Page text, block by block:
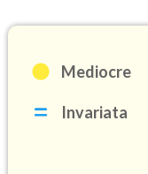
Mediocre
Invariata